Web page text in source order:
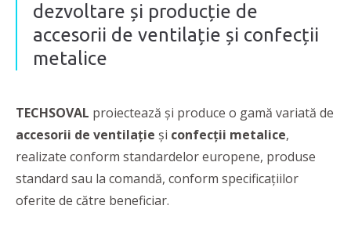
dezvoltare și producție de
accesorii de ventilație și confecții
metalice
TECHSOVAL proiectează și produce o gamă variată de
accesorii de ventilație și confecții metalice,
realizate conform standardelor europene, produse
standard sau la comandă, conform specificațiilor
oferite de către beneficiar.